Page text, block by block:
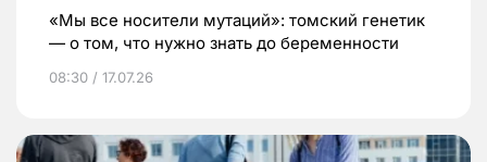
«Мы все носители мутаций»: томский генетик
— о том, что нужно знать до беременности
08:30 / 17.07.26